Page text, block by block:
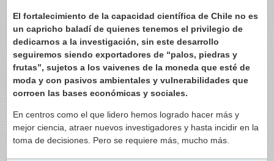
El fortalecimiento de la capacidad científica de Chile no es
un capricho baladí de quienes tenemos el privilegio de
dedicarnos a la investigación, sin este desarrollo
seguiremos siendo exportadores de “palos, piedras y
frutas”, sujetos a los vaivenes de la moneda que esté de
moda y con pasivos ambientales y vulnerabilidades que
corroen las bases económicas y sociales.
En centros como el que lidero hemos logrado hacer más y
mejor ciencia, atraer nuevos investigadores y hasta incidir en la
toma de decisiones. Pero se requiere más, mucho más.